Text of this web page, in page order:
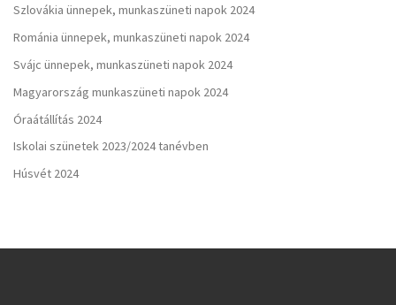
Szlovákia ünnepek, munkaszüneti napok 2024
Románia ünnepek, munkaszüneti napok 2024
Svájc ünnepek, munkaszüneti napok 2024
Magyarország munkaszüneti napok 2024
Óraátállítás 2024
Iskolai szünetek 2023/2024 tanévben
Húsvét 2024